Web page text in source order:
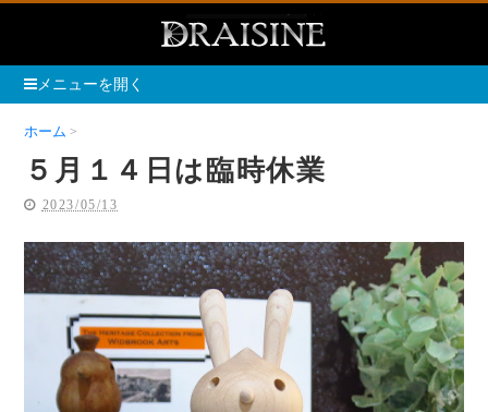
メニューを開く
ホーム
５月１４日は臨時休業
2023/05/13